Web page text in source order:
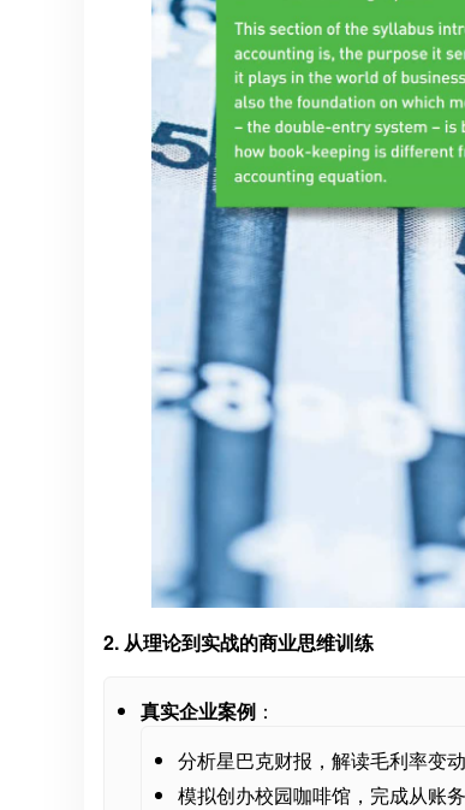
2. 从理论到实战的商业思维训练
真实企业案例 ：
分析星巴克财报，解读毛利率变动
模拟创办校园咖啡馆，完成从账